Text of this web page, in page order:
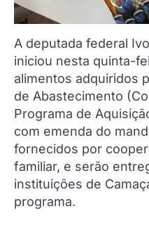
A deputada federal
iniciou nesta quinta-
alimentos adquiridos
de Abastecimento
Programa de
com emenda do
fornecidos por
familiar, e serão
instituições de
programa.